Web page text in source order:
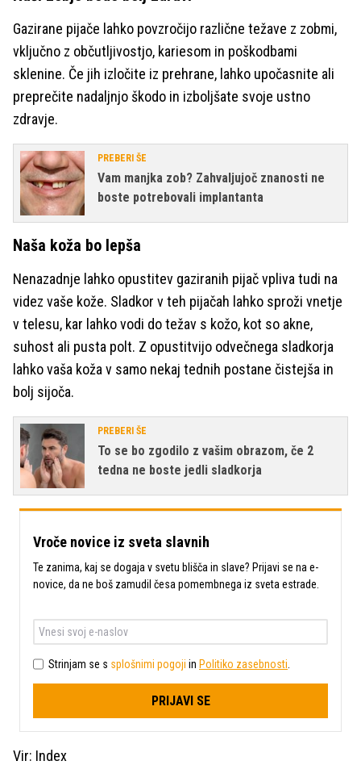
Gazirane pijače lahko povzročijo različne težave z zobmi,
vključno z občutljivostjo, kariesom in poškodbami
sklenine. Če jih izločite iz prehrane, lahko upočasnite ali
preprečite nadaljnjo škodo in izboljšate svoje ustno
zdravje.
PREBERI ŠE
Vam manjka zob? Zahvaljujoč znanosti ne
boste potrebovali implantanta
Naša koža bo lepša
Nenazadnje lahko opustitev gaziranih pijač vpliva tudi na
videz vaše kože. Sladkor v teh pijačah lahko sproži vnetje
v telesu, kar lahko vodi do težav s kožo, kot so akne,
suhost ali pusta polt. Z opustitvijo odvečnega sladkorja
lahko vaša koža v samo nekaj tednih postane čistejša in
bolj sijoča.
PREBERI ŠE
To se bo zgodilo z vašim obrazom, če 2
tedna ne boste jedli sladkorja
Vroče novice iz sveta slavnih
Te zanima, kaj se dogaja v svetu blišča in slave? Prijavi se na e-
novice, da ne boš zamudil česa pomembnega iz sveta estrade.
Strinjam se s splošnimi pogoji in Politiko zasebnosti
PRIJAVI SE
Vir: Index